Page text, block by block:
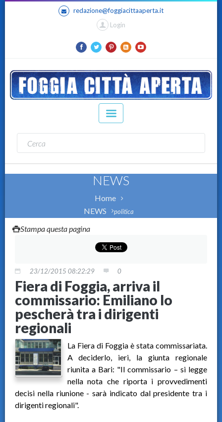
redazione@foggiacittaaperta.it
Login
NEWS
Home
NEWS
politica
Stampa questa pagina
23/12/2015 08:22:29 0
Fiera di Foggia, arriva il
commissario: Emiliano lo
pescherà tra i dirigenti
regionali
La Fiera di Foggia è stata commissariata.
A deciderlo, ieri, la giunta regionale
riunita a Bari: "Il commissario – si legge
nella nota che riporta i provvedimenti
decisi nella riunione - sarà indicato dal presidente tra i
dirigenti regionali".